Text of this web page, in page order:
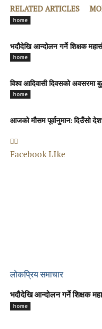
RELATED ARTICLES
home
भदौदेखि आन्दोलन गर्ने शिक्षक
home
विश्व आदिवासी दिवसको अवसरमा
home
आजको मौसम पूर्वानुमान: दिउँसो
Facebook LIke
लोकप्रिय समाचार
भदौदेखि आन्दोलन गर्ने शिक्षक
home